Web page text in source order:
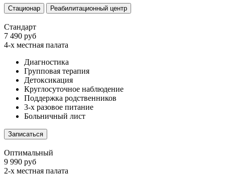
Стационар Реабилитационный центр
Стандарт
7 490 руб
4-х местная палата
Диагностика
Групповая терапия
Детоксикация
Круглосуточное наблюдение
Поддержка родственников
3-х разовое питание
Больничный лист
Записаться
Оптимальный
9 990 руб
2-х местная палата